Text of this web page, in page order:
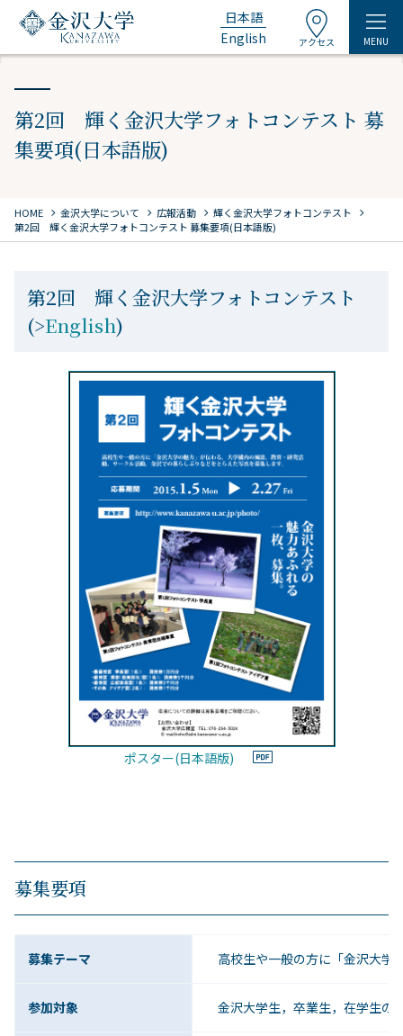
日本語
English
アクセス MENU
第2回 輝く金沢大学フォトコンテスト 募
集要項(日本語版)
HOME chevron_right 金沢大学について chevron_right 広報活動 chevron_right 輝く金沢大学フォトコンテスト chevron_right
第2回 輝く金沢大学フォトコンテスト 募集要項(日本語版)
第2回 輝く金沢大学フォトコンテスト
(>English)
ポスター(日本語版)
募集要項
募集テーマ 高校生や一般の方に「金沢大学
参加対象 金沢大学生，卒業生，在学生の